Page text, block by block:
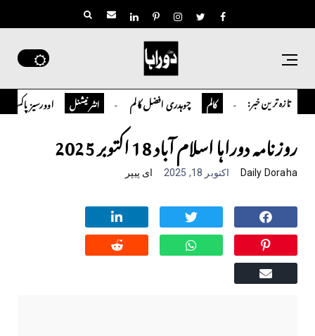
تازہ ترین خبر:
کالم چوہدری افضل کالم انٹر نیشنل اوورسیز پاکستانی ڈاکٹر سعید
روزنامہ دوراہا اسلام آباد 18 اکتوبر 2025
Daily Doraha اکتوبر 18, 2025 ای پیپر